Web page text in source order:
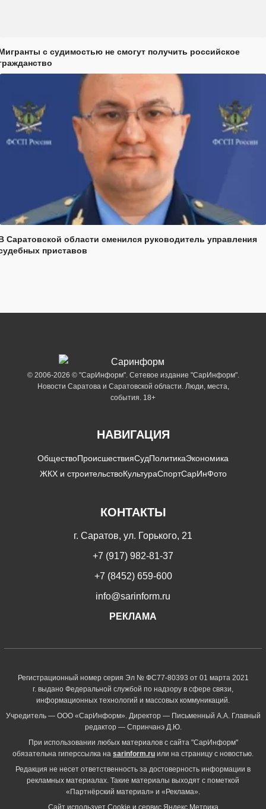
с судимостью не смогут получить российское
Саратовской области сменился руководитель управления
приставов
© 2006-2026 © "СарИнформ". Сетевое издание "СарИнформ".
Новости Саратова и Саратовской области. Люди, места,
события. 18+
НАВИГАЦИЯ
ОбществоПроисшествияСудПолитикаЭкономика
ЖКХ и строительствоКультураСпортСарИнФото
КОНТАКТЫ
г. Саратов, ул. Горького, 21
+7 (917) 982-81-37
+7 (8452) 659-600
info@sarinform.ru
РЕКЛАМА
Регистрационный номер серия Эл № ФС77-80393 от 01 марта 2021
г. выдано Федеральной службой по надзору в сфере связи,
информационных технологий и массовых коммуникаций.
Учредитель — ООО «СарИнформ». Директор — Письменный А.А. Главный
редактор — Спринчанэ Д.Ю.
При использовании любых материалов с сайта "СарИнформ"
обязательна гиперссылка на sarinform.ru или на страницу с новостью.
Редакция не несет ответственность за достоверность информации в
рекламных материалах. Такие материалы выходят с пометкой
«Партнёрский материал» и «Реклама».
Сайт использует Cookie и сервиc Яндекс.Метрика